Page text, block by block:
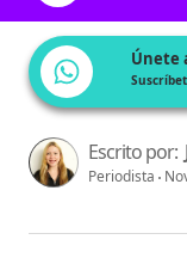
Únete
Escrito por:
Periodista